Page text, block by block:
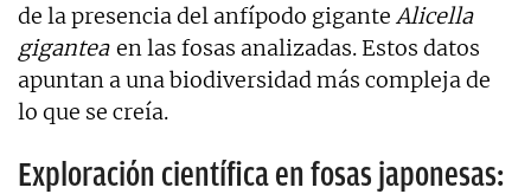
de la presencia del anfípodo gigante Alicella
gigantea en las fosas analizadas. Estos datos
apuntan a una biodiversidad más compleja de
lo que se creía.
Exploración científica en fosas japonesas: